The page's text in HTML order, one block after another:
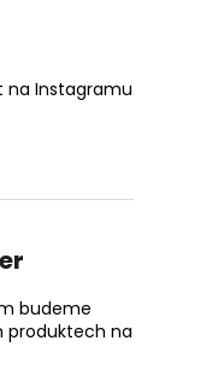
na Instagramu
budeme
produktech na